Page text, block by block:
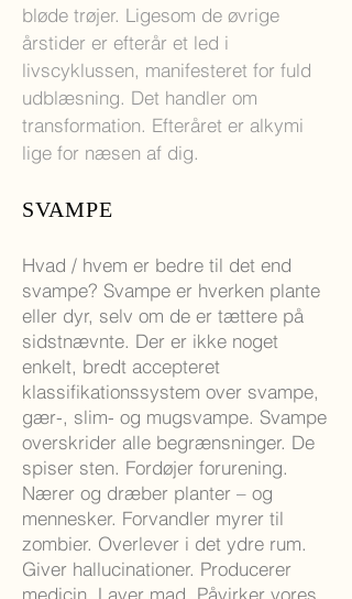
bløde trøjer. Ligesom de øvrige
årstider er efterår et led i
livscyklussen, manifesteret for fuld
udblæsning. Det handler om
transformation. Efteråret er alkymi
lige for næsen af dig.
SVAMPE
Hvad / hvem er bedre til det end
svampe? Svampe er hverken plante
eller dyr, selv om de er tættere på
sidstnævnte. Der er ikke noget
enkelt, bredt accepteret
klassifikationssystem over svampe,
gær-, slim- og mugsvampe. Svampe
overskrider alle begrænsninger. De
spiser sten. Fordøjer forurening.
Nærer og dræber planter – og
mennesker. Forvandler myrer til
zombier. Overlever i det ydre rum.
Giver hallucinationer. Producerer
medicin. Laver mad. Påvirker vores